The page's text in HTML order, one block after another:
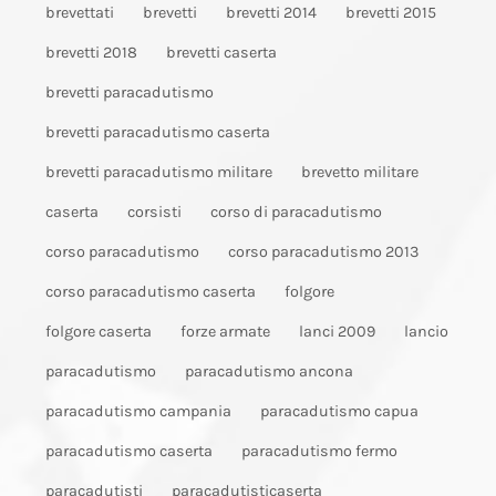
brevettati brevetti brevetti 2014 brevetti 2015
brevetti 2018 brevetti caserta
brevetti paracadutismo
brevetti paracadutismo caserta
brevetti paracadutismo militare brevetto militare
caserta corsisti corso di paracadutismo
corso paracadutismo corso paracadutismo 2013
corso paracadutismo caserta folgore
folgore caserta forze armate lanci 2009 lancio
paracadutismo paracadutismo ancona
paracadutismo campania paracadutismo capua
paracadutismo caserta paracadutismo fermo
paracadutisti paracadutisticaserta